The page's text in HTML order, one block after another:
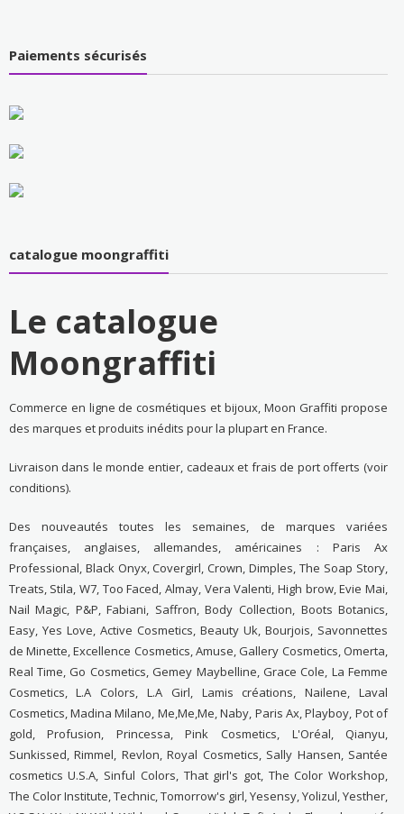
Paiements sécurisés
catalogue moongraffiti
Le catalogue
Moongraffiti
Commerce en ligne de cosmétiques et bijoux, Moon Graffiti propose
des marques et produits inédits pour la plupart en France.
Livraison dans le monde entier, cadeaux et frais de port offerts (voir
conditions).
Des nouveautés toutes les semaines, de marques variées
françaises, anglaises, allemandes, américaines : Paris Ax
Professional, Black Onyx, Covergirl, Crown, Dimples, The Soap Story,
Treats, Stila, W7, Too Faced, Almay, Vera Valenti, High brow, Evie Mai,
Nail Magic, P&P, Fabiani, Saffron, Body Collection, Boots Botanics,
Easy, Yes Love, Active Cosmetics, Beauty Uk, Bourjois, Savonnettes
de Minette, Excellence Cosmetics, Amuse, Gallery Cosmetics, Omerta,
Real Time, Go Cosmetics, Gemey Maybelline, Grace Cole, La Femme
Cosmetics, L.A Colors, L.A Girl, Lamis créations, Nailene, Laval
Cosmetics, Madina Milano, Me,Me,Me, Naby, Paris Ax, Playboy, Pot of
gold, Profusion, Princessa, Pink Cosmetics, L'Oréal, Qianyu,
Sunkissed, Rimmel, Revlon, Royal Cosmetics, Sally Hansen, Santée
cosmetics U.S.A, Sinful Colors, That girl's got, The Color Workshop,
The Color Institute, Technic, Tomorrow's girl, Yesensy, Yolizul, Yesther,